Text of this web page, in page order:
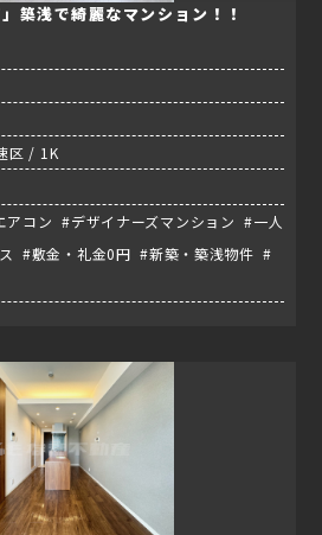
築浅で綺麗なマンション！！
区 / 1K
コン #デザイナーズマンション #一人
#敷金・礼金0円 #新築・築浅物件 #